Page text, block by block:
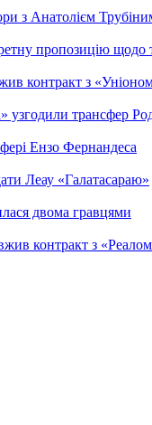
з Анатолієм
пропозицію щодо
контракт з
узгодили трансфер
Ензо Фернандеса
Леау «Галатасараю»
двома гравцями
контракт з